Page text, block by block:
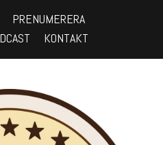
PRENUMERERA
KONTAKT